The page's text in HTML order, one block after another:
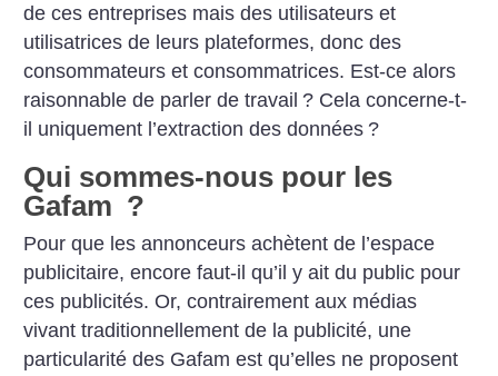
de ces entreprises mais des utilisateurs et
utilisatrices de leurs plateformes, donc des
consommateurs et consommatrices. Est-ce alors
raisonnable de parler de travail ? Cela concerne-t-
il uniquement l’extraction des données ?
Qui sommes-nous pour les
Gafam ?
Pour que les annonceurs achètent de l’espace
publicitaire, encore faut-il qu’il y ait du public pour
ces publicités. Or, contrairement aux médias
vivant traditionnellement de la publicité, une
particularité des Gafam est qu’elles ne proposent